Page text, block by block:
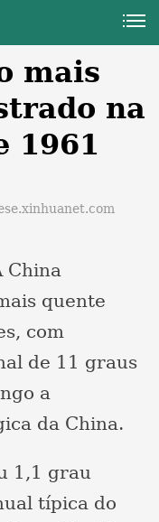
mais
na
1961
China
quente
com
de 11 graus
a
da China.
1,1 grau
típica do